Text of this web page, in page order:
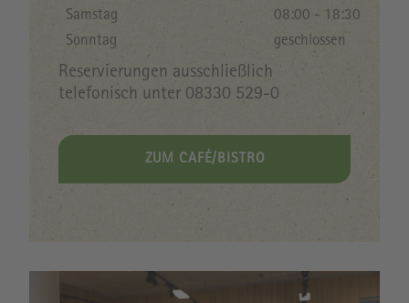
Samstag
08:00 - 18:30
Sonntag
geschlossen
Reservierungen ausschließlich
telefonisch unter 08330 529-0
ZUM CAFÉ/BISTRO